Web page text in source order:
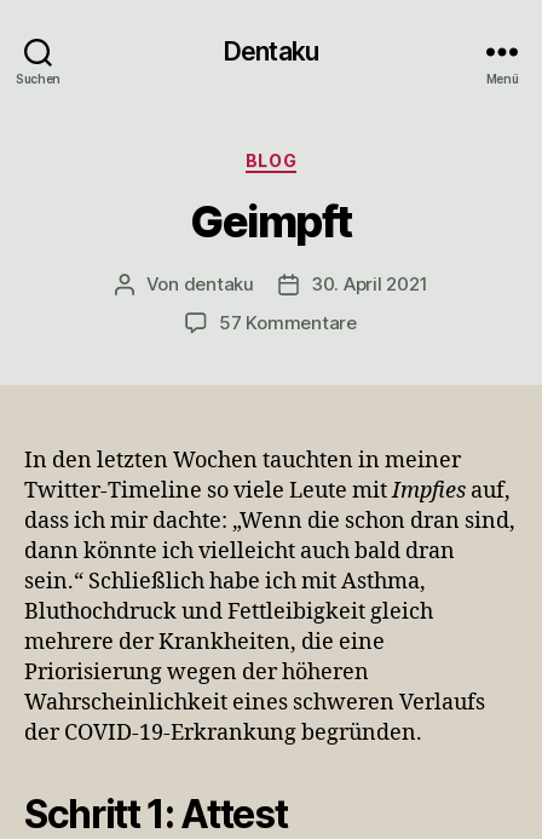
Suchen
Dentaku
Menü
Kategorien
BLOG
Geimpft
Beitragsautor
Von dentaku Veröffentlichungsdatum
30. April 2021
57 Kommentarezu
In den letzten Wochen tauchten in meiner
Twitter-Timeline so viele Leute mitImpfies auf,
dass ich mir dachte: „Wenn die schon dran sind,
dann könnte ich vielleicht auch bald dran
sein.“ Schließlich habe ich mit Asthma,
Bluthochdruck und Fettleibigkeit gleich
mehrere der Krankheiten, die eine
Priorisierung wegen der höheren
Wahrscheinlichkeit eines schweren Verlaufs
der COVID-19-Erkrankung begründen.
Schritt 1: Attest